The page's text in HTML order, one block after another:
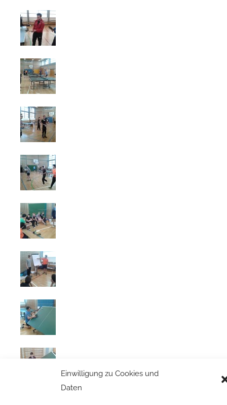
Einwilligung zu Cookies und
Daten